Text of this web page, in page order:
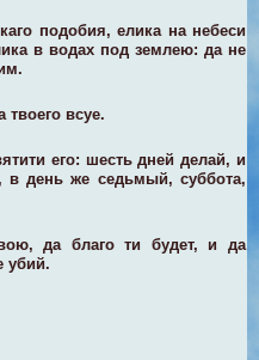
подобия, елика на небеси
в водах под землею: да не
твоего всуе.
его: шесть дней делай, и
день же седьмый, суббота,
да благо ти будет, и да
убий.